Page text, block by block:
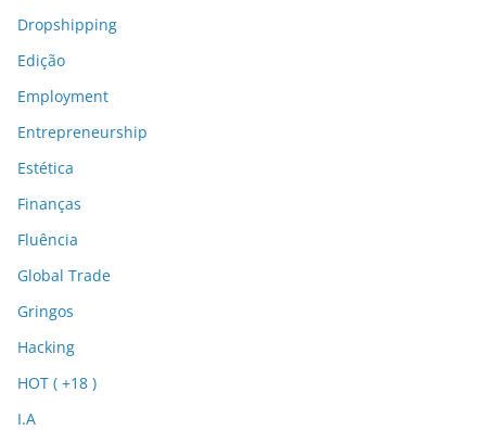
Dropshipping
Edição
Employment
Entrepreneurship
Estética
Finanças
Fluência
Global Trade
Gringos
Hacking
HOT ( +18 )
I.A